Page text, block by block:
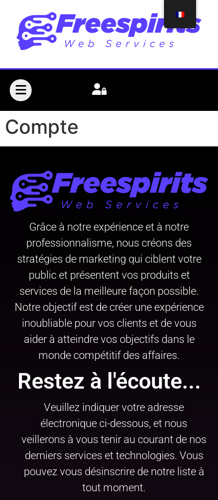
Compte
Grâce à notre expérience et à notre
professionnalisme, nous créons des
stratégies de marketing qui ciblent votre
public et présentent vos produits et
services de la meilleure façon possible.
Notre objectif est de créer une expérience
inoubliable pour vos clients et de vous
aider à atteindre vos objectifs dans le
monde compétitif des affaires.
Restez à l'écoute...
Veuillez indiquer votre adresse
électronique ci-dessous, et nous
veillerons à vous tenir au courant de nos
derniers services et technologies. Vous
pouvez vous désinscrire de notre liste à
tout moment.